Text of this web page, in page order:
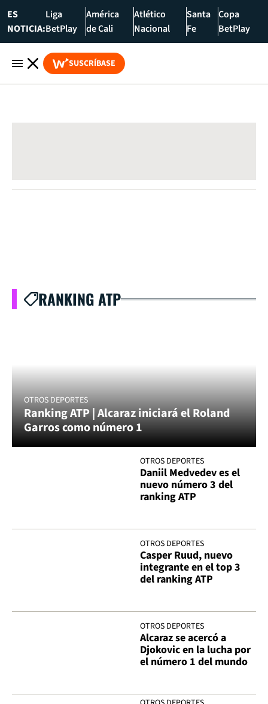
ES
NOTICIA:
Liga
BetPlay
América
de Cali
Atlético
Nacional
Santa
Fe
Copa
BetPlay
SUSCRÍBASE
RANKING ATP
OTROS DEPORTES
Ranking ATP | Alcaraz iniciará el Roland
Garros como número 1
OTROS DEPORTES
Daniil Medvedev es el
nuevo número 3 del
ranking ATP
OTROS DEPORTES
Casper Ruud, nuevo
integrante en el top 3
del ranking ATP
OTROS DEPORTES
Alcaraz se acercó a
Djokovic en la lucha por
el número 1 del mundo